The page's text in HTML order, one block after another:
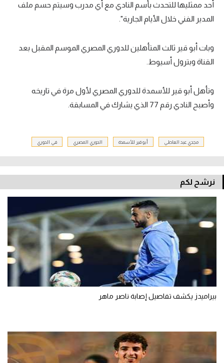
أحد ممثليها للتحدث بأسم النادي مع أي مدرب وسيتم حسم ملف
المدير الفني خلال الأيام الجارية".
وبات أبو قير ثالث المتأهلين للدوري المصري الموسم المقبل بعد
القناة وبترول أسيوط.
وتأهل أبو قير للأسمدة للدوري المصري لأول مرة في تاريخه
وأصبح النادي رقم 77 الذي يشارك في المسابقة.
مجدي عبد العاطي أبو قير للأسمدة الدوري المصري في الدوري
نرشح لكم
بيراميدز يكشف تفاصيل إصابة ناصر ماهر